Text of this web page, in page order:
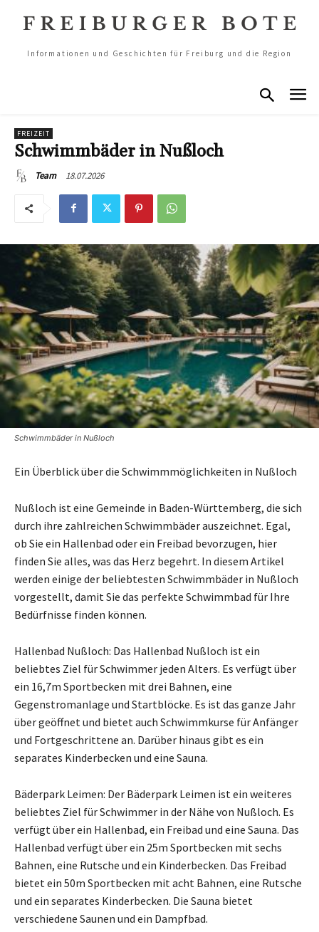
Informationen und Geschichten für Freiburg und die Region
FREIZEIT
Schwimmbäder in Nußloch
Team 18.07.2026
Schwimmbäder in Nußloch
Ein Überblick über die Schwimmmöglichkeiten in Nußloch
Nußloch ist eine Gemeinde in Baden-Württemberg, die sich
durch ihre zahlreichen Schwimmbäder auszeichnet. Egal,
ob Sie ein Hallenbad oder ein Freibad bevorzugen, hier
finden Sie alles, was das Herz begehrt. In diesem Artikel
werden einige der beliebtesten Schwimmbäder in Nußloch
vorgestellt, damit Sie das perfekte Schwimmbad für Ihre
Bedürfnisse finden können.
Hallenbad Nußloch: Das Hallenbad Nußloch ist ein
beliebtes Ziel für Schwimmer jeden Alters. Es verfügt über
ein 16,7m Sportbecken mit drei Bahnen, eine
Gegenstromanlage und Startblöcke. Es ist das ganze Jahr
über geöffnet und bietet auch Schwimmkurse für Anfänger
und Fortgeschrittene an. Darüber hinaus gibt es ein
separates Kinderbecken und eine Sauna.
Bäderpark Leimen: Der Bäderpark Leimen ist ein weiteres
beliebtes Ziel für Schwimmer in der Nähe von Nußloch. Es
verfügt über ein Hallenbad, ein Freibad und eine Sauna. Das
Hallenbad verfügt über ein 25m Sportbecken mit sechs
Bahnen, eine Rutsche und ein Kinderbecken. Das Freibad
bietet ein 50m Sportbecken mit acht Bahnen, eine Rutsche
und ein separates Kinderbecken. Die Sauna bietet
verschiedene Saunen und ein Dampfbad.